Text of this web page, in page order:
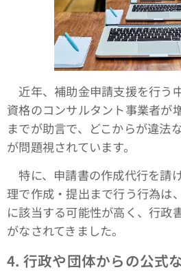
近年、補助金申請支援を行う
資格のコンサルタント事業者が
までが助言で、どこからが違法
が問題視されています。
特に、申請書の作成代行を請
理で作成・提出まで行う行為は
に該当する可能性が高く、行政
がなされてきました。
4. 行政や団体からの公式